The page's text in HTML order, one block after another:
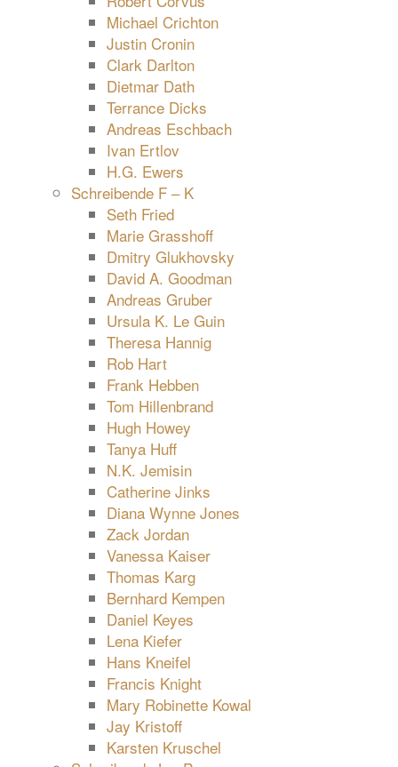
Michael Crichton
Justin Cronin
Clark Darlton
Dietmar Dath
Terrance Dicks
Andreas Eschbach
Ivan Ertlov
H.G. Ewers
Schreibende F – K
Seth Fried
Marie Grasshoff
Dmitry Glukhovsky
David A. Goodman
Andreas Gruber
Ursula K. Le Guin
Theresa Hannig
Rob Hart
Frank Hebben
Tom Hillenbrand
Hugh Howey
Tanya Huff
N.K. Jemisin
Catherine Jinks
Diana Wynne Jones
Zack Jordan
Vanessa Kaiser
Thomas Karg
Bernhard Kempen
Daniel Keyes
Lena Kiefer
Hans Kneifel
Francis Knight
Mary Robinette Kowal
Jay Kristoff
Karsten Kruschel